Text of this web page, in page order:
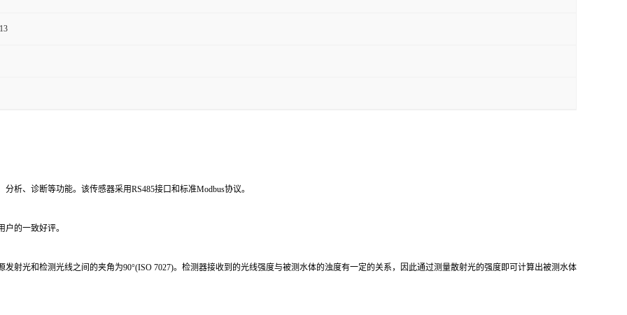
析、诊断等功能。该传感器采用RS485接口和标准Modbus协议。
的一致好评。
发射光和检测光线之间的夹角为90°(ISO 7027)。检测器接收到的光线强度与被测水体的浊度有一定的关系，因此通过测量散射光的强度即可计算出被测水体